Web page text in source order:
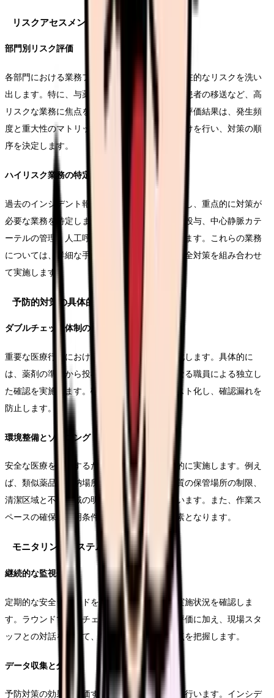
リスクアセスメントの実施手法
部門別リスク評価
各部門における業務フローを詳細に分析し、潜在的なリスクを洗い
出します。特に、与薬業務、医療機器の操作、患者の移送など、高
リスクな業務に焦点を当てて評価を行います。評価結果は、発生頻
度と重大性のマトリックスを用いて優先順位付けを行い、対策の順
序を決定します。
ハイリスク業務の特定
過去のインシデント報告や医療安全情報を分析し、重点的に対策が
必要な業務を特定します。例えば、抗がん剤の投与、中心静脈カテ
ーテルの管理、人工呼吸器の操作などが該当します。これらの業務
については、詳細な手順書を作成し、複数の安全対策を組み合わせ
て実施します。
予防的対策の具体的実施
ダブルチェック体制の確立
重要な医療行為における確認プロセスを標準化します。具体的に
は、薬剤の準備から投与までの各段階で、異なる職員による独立し
た確認を実施します。確認項目をチェックリスト化し、確認漏れを
防止します。
環境整備とゾーニング
安全な医療を提供するための環境整備を計画的に実施します。例え
ば、類似薬品の収納場所の分離、高濃度電解質の保管場所の制限、
清潔区域と不潜区域の明確な区分けなどを行います。また、作業ス
ペースの確保や照明条件の適正化も重要な要素となります。
モニタリングシステムの構築
継続的な監視体制
定期的な安全ラウンドを実施し、予防対策の実施状況を確認しま
す。ラウンドでは、チェックリストを用いた評価に加え、現場スタ
ッフとの対話を通じて、実践上の課題や改善点を把握します。
データ収集と分析
予防対策の効果を評価するためのデータ収集を行います。インシデ